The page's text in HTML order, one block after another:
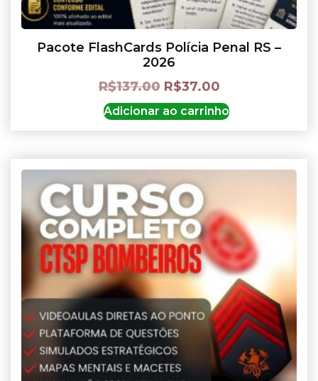
Pacote FlashCards Polícia Penal RS –
2026
R$137.00 R$37.00
Adicionar ao carrinho